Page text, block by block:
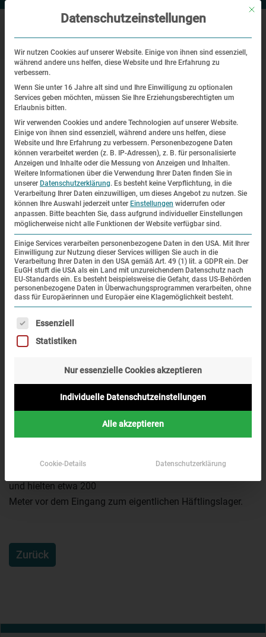
Startseite |
Mythen und Missverständnisse
Mythen und Missverständnisse
Frage:
Stimmt es, dass die
Häftlinge mit dem Zug
bis in das KZ
Dachau transportiert
wurden?
Antwort:
Bis Kriegsbeginn transportierte die SS die meisten
Häftlinge
mit Lastwagen oder Bussen ins Konzentrationslager.
in der Regel mit dem Zug nach Dachau gebracht. Die
Transporte endeten zum Teil
schon am Bahnhof der Stadt Dachau, so dass die
Gefangenen die restlichen drei
Kilometer zu Fuß zum Lager marschieren mussten. Andere
Stichgleis bis zum SS-Kasernenbereich des KZ-Geländes
und hielten etwa 200
Meter vor dem Eingang zum eigentlichen Häftlingslager.
Zurück
Mit
Datenschutzeinstellungen
Wir nutzen Cookies auf unserer Website. Einige von ihnen sind essenziell,
während andere uns helfen, diese Website und Ihre Erfahrung zu
verbessern.
Wenn Sie unter 16 Jahre alt sind und Ihre Einwilligung zu optionalen
Services geben möchten, müssen Sie Ihre Erziehungsberechtigten um
Erlaubnis bitten.
Wir verwenden Cookies und andere Technologien auf unserer Website.
Einige von ihnen sind essenziell, während andere uns helfen, diese
Website und Ihre Erfahrung zu verbessern. Personenbezogene Daten
können verarbeitet werden (z. B. IP-Adressen), z. B. für personalisierte
Anzeigen und Inhalte oder die Messung von Anzeigen und Inhalten.
Weitere Informationen über die Verwendung Ihrer Daten finden Sie in
unserer Datenschutzerklärung. Es besteht keine Verpflichtung, in die
Verarbeitung Ihrer Daten einzuwilligen, um dieses Angebot zu nutzen. Sie
können Ihre Auswahl jederzeit unter Einstellungen widerrufen oder
anpassen. Bitte beachten Sie, dass aufgrund individueller Einstellungen
möglicherweise nicht alle Funktionen der Website verfügbar sind.
Einige Services verarbeiten personenbezogene Daten in den USA. Mit Ihrer
Einwilligung zur Nutzung dieser Services willigen Sie auch in die
Verarbeitung Ihrer Daten in den USA gemäß Art. 49 (1) lit. a GDPR ein. Der
EuGH stuft die USA als ein Land mit unzureichendem Datenschutz nach
EU-Standards ein. Es besteht beispielsweise die Gefahr, dass US-Behörden
personenbezogene Daten in Überwachungsprogrammen verarbeiten, ohne
dass für Europäerinnen und Europäer eine Klagemöglichkeit besteht.
Es folgt eine Liste der Service-Gruppen, für die eine
Essenziell
Statistiken
Nur essenzielle Cookies akzeptieren
Individuelle Datenschutzeinstellungen
Alle akzeptieren
Cookie-Details Datenschutzerklärung